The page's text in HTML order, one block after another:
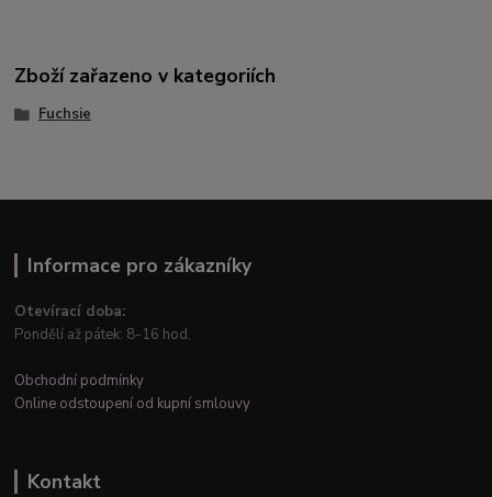
Zboží zařazeno v kategoriích
Fuchsie
Informace pro zákazníky
Otevírací doba:
Pondělí až pátek: 8-16 hod.
Obchodní podmínky
Online odstoupení od kupní smlouvy
Kontakt